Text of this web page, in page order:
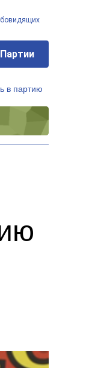
в партию